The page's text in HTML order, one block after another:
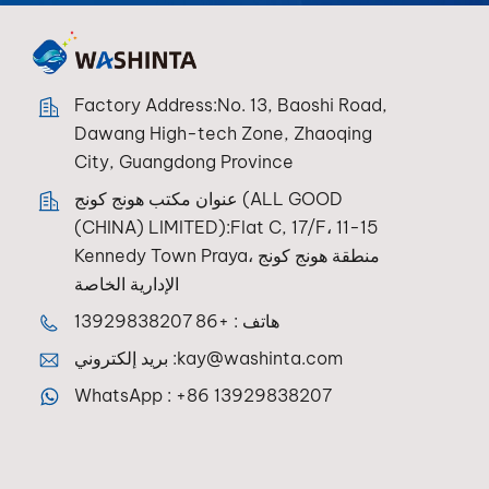
Factory Address:No. 13, Baoshi Road,
Dawang High-tech Zone, Zhaoqing
City, Guangdong Province
عنوان مكتب هونج كونج (ALL GOOD
(CHINA) LIMITED):Flat C, 17/F، 11-15
Kennedy Town Praya، منطقة هونج كونج
الإدارية الخاصة
هاتف : +86 13929838207
بريد إلكتروني :kay@washinta.com
WhatsApp : +86 13929838207